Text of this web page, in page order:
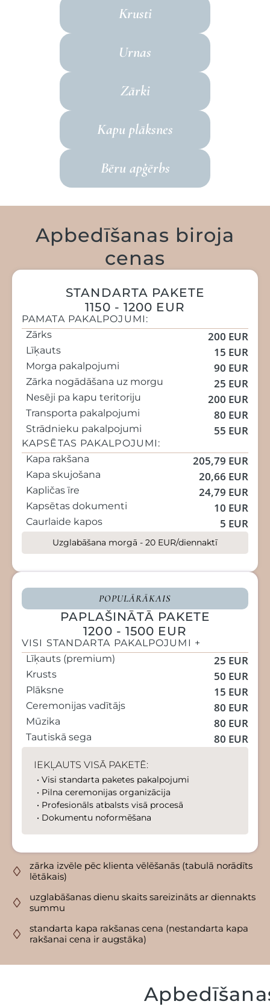
Krusti
Urnas
Zārki
Kapu plāksnes
Bēru apģērbs
Apbedīšanas biroja
cenas
STANDARTA PAKETE
1150 - 1200 EUR
PAMATA PAKALPOJUMI:
Zārks
200 EUR
Līķauts 15 EUR
Morga pakalpojumi 90 EUR
Zārka nogādāšana uz morgu 25 EUR
Nesēji pa kapu teritoriju 200 EUR
Transporta pakalpojumi 80 EUR
Strādnieku pakalpojumi 55 EUR
KAPSĒTAS PAKALPOJUMI:
Kapa rakšana
205,79 EUR
Kapa skujošana 20,66 EUR
Kapličas īre 24,79 EUR
Kapsētas dokumenti 10 EUR
Caurlaide kapos 5 EUR
Uzglabāšana morgā - 20 EUR/diennaktī
POPULĀRĀKAIS
PAPLAŠINĀTĀ PAKETE
1200 - 1500 EUR
VISI STANDARTA PAKALPOJUMI +
Līķauts (premium)
25 EUR
Krusts 50 EUR
Plāksne 15 EUR
Ceremonijas vadītājs 80 EUR
Mūzika 80 EUR
Tautiskā sega 80 EUR
IEKĻAUTS VISĀ PAKETĒ:
• Visi standarta paketes pakalpojumi
• Pilna ceremonijas organizācija
• Profesionāls atbalsts visā procesā
• Dokumentu noformēšana
zārka izvēle pēc klienta vēlēšanās (tabulā norādīts
lētākais)
uzglabāšanas dienu skaits sareizināts ar diennakts
summu
standarta kapa rakšanas cena (nestandarta kapa
rakšanai cena ir augstāka)